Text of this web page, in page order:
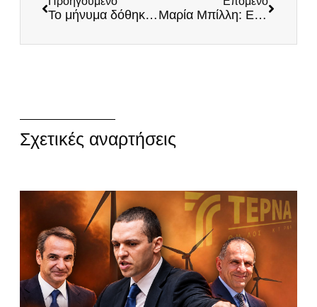
To μήνυμα δόθηκε σε όλη την Ελλάδα: Μητσοτάκη παραιτήσου! Μαρία Μπίλλη: Επερώτηση στο Περιφερειακό Συμβούλιο Θεσσαλίας για το περιεχόμενο της μοιραίας εμπορικής αμαξοστοιχίας στα Τέμπη
Σχετικές αναρτήσεις